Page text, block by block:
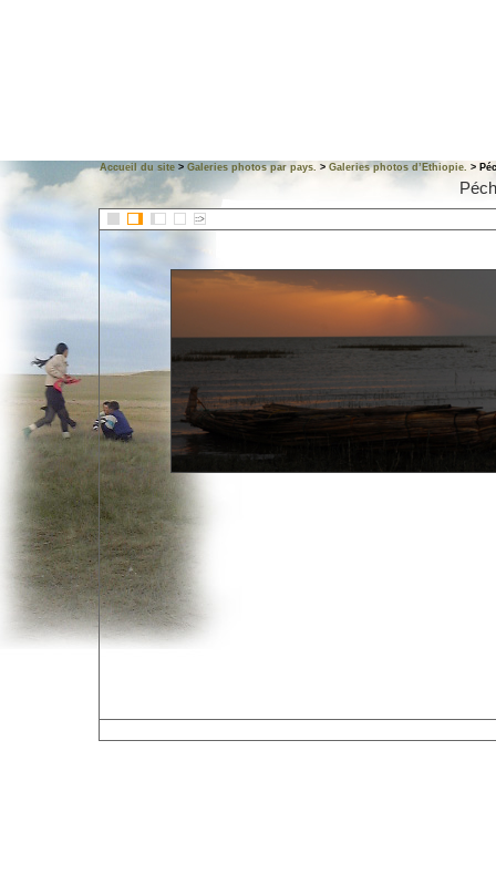
Accueil du site > Galeries photos par pays. > Galeries photos d’Ethiopie. >
::>